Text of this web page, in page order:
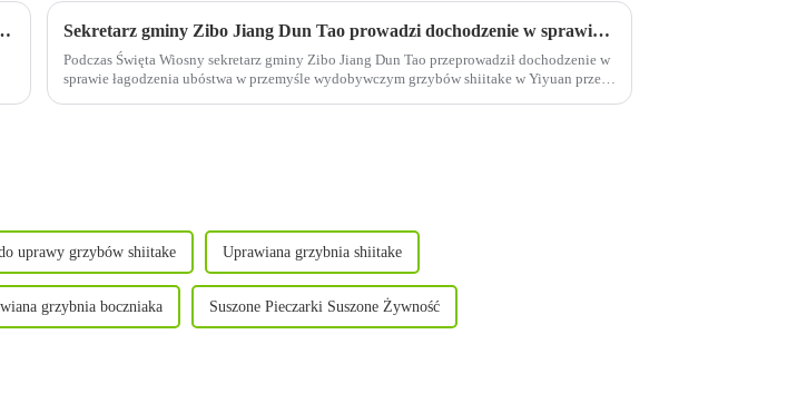
Korea MODERNDAY Company Sekretarz gminy Zibo Jiang Dun Tao prowadzi dochodzenie w sprawie Qihebiotech
Podczas Święta Wiosny sekretarz gminy Zibo Jiang Dun Tao przeprowadził dochodzenie w
sprawie łagodzenia ubóstwa w przemyśle wydobywczym grzybów shiitake w Yiyuan przez
uprawy grzybów shiitake Uprawiana grzybnia shiitake
grzybnia boczniaka Suszone Pieczarki Suszone Żywność